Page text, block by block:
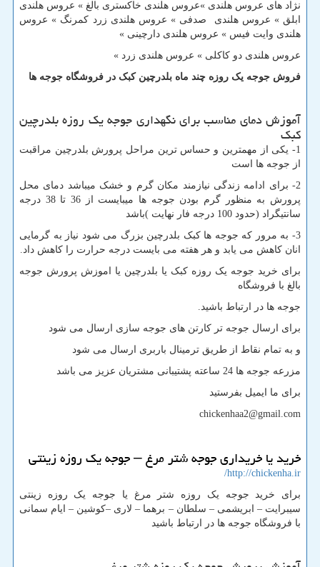
نژاد های عروس هلندی »عروس هلندی خاکستری بالغ » عروس هلندی
ابلق » عروس هلندی صدفی » عروس هلندی زرد کمرنگ » عروس
هلندی وایت فیس » عروس هلندی دارچینی »
عروس هلندی دو کاکلی » عروس هلندی زرد »
فروش جوجه یک روزه چند ماه بلدرچین کبک در فروشگاه جوجه ها
آموزش دمای مناسب برای نگهداری جوجه یک روزه بلدرچین
کبک
1- یکی از مهمترین و حساس ترین مراحل پرورش بلدرچین مراقبت
از جوجه ها است
2- برای ادامه زندگی نیازمند مکان گرم و خشک میباشد دمای محل
پرورش به منظور گرم بودن جوجه ها میبایست از 36 تا 38 درجه
سانتیگراد (حدود 100 درجه فار نهایت )باشد
3- به مرور که جوجه ها کبک بلدرچین بزرگ می شود نیاز به گرمایی
انان کاهش می یابد و هر هفته می بایست درجه حرارت را کاهش داد.
برای خرید جوجه یک روزه کبک یا بلدرچین یا اموزش پرورش جوجه
بالغ با فروشگاه
جوجه ها در ارتباط باشید.
برای ارسال جوجه تر کارتن های جوجه سازی ارسال می شود
و به تمام نقاط از طریق ترمینال باربری ارسال می شود
مزرعه جوجه ها 24 ساعته پشتیبانی مشتریان عزیز می باشد
برای ما ایمیل بفرستید
chickenhaa2@gmail.com
خرید یا خریداری جوجه شتر مرغ – جوجه یک روزه زینتی
http://chickenha.ir/
برای خرید جوجه یک روزه شتر مرغ یا جوجه یک روزه زینتی
سیبرایت – ابریشمی – سلطان – برهما – لاری –کوشین – ایام سمانی
با فروشگاه جوجه ها در ارتباط باشید